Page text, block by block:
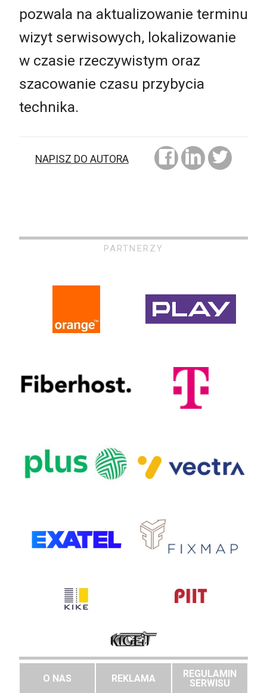
pozwala na aktualizowanie terminu
wizyt serwisowych, lokalizowanie
w czasie rzeczywistym oraz
szacowanie czasu przybycia
technika.
NAPISZ DO AUTORA
PARTNERZY
O NAS REKLAMA
REGULAMIN
SERWISU